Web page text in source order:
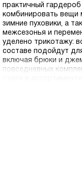
О компании
Покупателям
практичный
комбинировать вещи
зимние пуховики, а
межсезонья и
уделено трикотажу:
составе подойдут
включая брюки и
повседневных
одежду по сезону,